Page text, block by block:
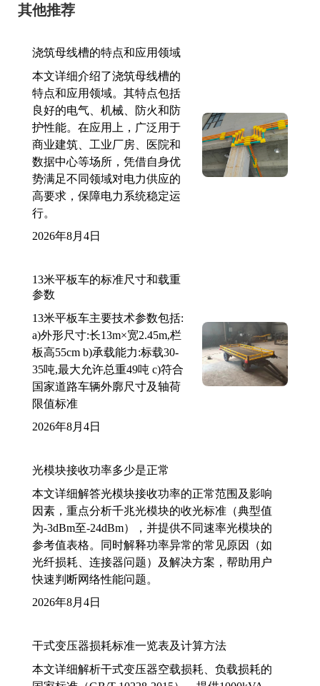
其他推荐
浇筑母线槽的特点和应用领域
本文详细介绍了浇筑母线槽的
特点和应用领域。其特点包括
良好的电气、机械、防火和防
护性能。在应用上，广泛用于
商业建筑、工业厂房、医院和
数据中心等场所，凭借自身优
势满足不同领域对电力供应的
高要求，保障电力系统稳定运
行。
2026年8月4日
13米平板车的标准尺寸和载重
参数
13米平板车主要技术参数包括:
a)外形尺寸:长13m×宽2.45m,栏
板高55cm b)承载能力:标载30-
35吨,最大允许总重49吨 c)符合
国家道路车辆外廓尺寸及轴荷
限值标准
2026年8月4日
光模块接收功率多少是正常
本文详细解答光模块接收功率的正常范围及影响
因素，重点分析千兆光模块的收光标准（典型值
为-3dBm至-24dBm），并提供不同速率光模块的
参考值表格。同时解释功率异常的常见原因（如
光纤损耗、连接器问题）及解决方案，帮助用户
快速判断网络性能问题。
2026年8月4日
干式变压器损耗标准一览表及计算方法
本文详细解析干式变压器空载损耗、负载损耗的